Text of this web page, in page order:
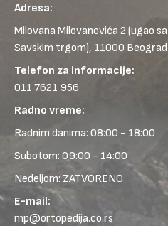
Adresa:
Milovana Milovanovića 2 (ugao sa
Savskim trgom), 11000 Beograd
Telefon za informacije:
011 7621 956
Radno vreme:
Radnim danima: 08:00 - 18:00
Subotom: 09:00 - 14:00
Nedeljom: ZATVORENO
E-mail:
mp@ortopedija.co.rs